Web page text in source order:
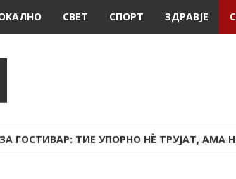
СВЕТ СПОРТ ЗДРАВЈЕ
ГОСТИВАР: ТИЕ УПОРНО НЀ ТРУЈАТ,